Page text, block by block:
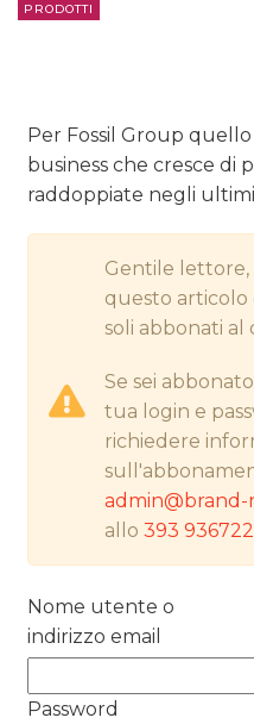
ESTERNA
TV
RICERCHE
PREVISIONI/SCENARI
NORMATIVE
CASE HISTORY
PRODOTTI
Per Fossil Group
business che cresce di
raddoppiate negli
Gentile lettore,
questo articolo
soli abbonati al
Se sei
tua login e
richiedere
admin@brand-
allo393
Nome utente o
indirizzo email
Password